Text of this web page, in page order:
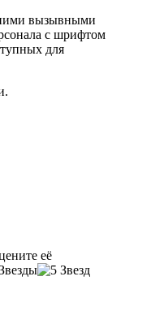
вызывными
с шрифтом
для
её